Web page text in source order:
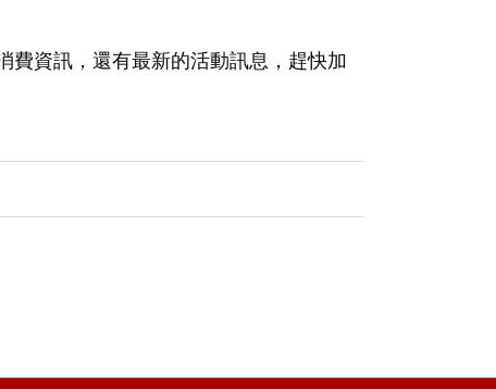
費資訊，還有最新的活動訊息，趕快加